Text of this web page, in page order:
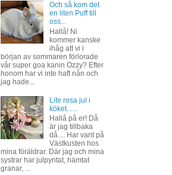
Och så kom det
en liten Puff till
oss...
Hallå! Ni
kommer kanske
ihåg att vi i
början av sommaren förlorade
vår super goa kanin Ozzy? Efter
honom har vi inte haft nån och
jag hade...
Lite rosa jul i
köket......
Hallå på er! Då
är jag tillbaka
då.... Har varit på
Västkusten hos
mina föräldrar. Där jag och mina
systrar har julpyntat, hämtat
granar, ...